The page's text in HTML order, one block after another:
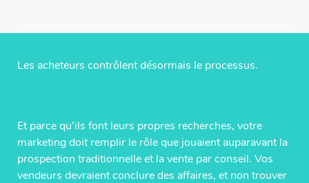
Les acheteurs contrôlent désormais le processus.
Et parce qu’ils font leurs propres recherches, votre
marketing doit remplir le rôle que jouaient auparavant la
prospection traditionnelle et la vente par conseil. Vos
vendeurs devraient conclure des affaires, et non trouver